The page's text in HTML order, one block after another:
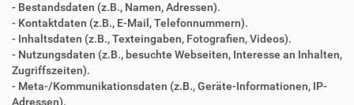
- Bestandsdaten (z.B., Namen, Adressen).
- Kontaktdaten (z.B., E-Mail, Telefonnummern).
- Inhaltsdaten (z.B., Texteingaben, Fotografien, Videos).
- Nutzungsdaten (z.B., besuchte Webseiten, Interesse an Inhalten,
Zugriffszeiten).
- Meta-/Kommunikationsdaten (z.B., Geräte-Informationen, IP-
Adressen).